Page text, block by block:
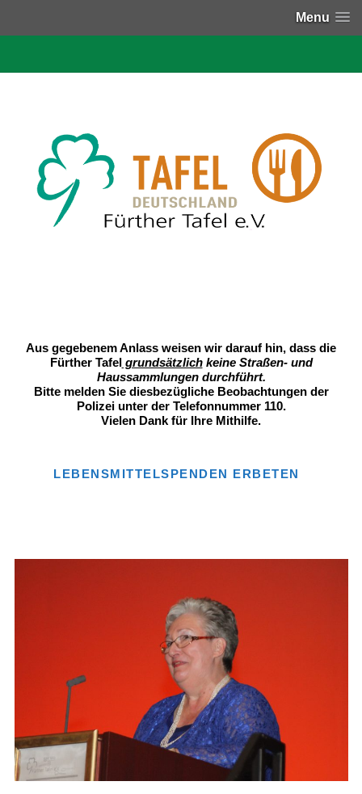
Menu
Aus gegebenem Anlass weisen wir darauf hin, dass die
Fürther Tafelgrundsätzlichkeine Straßen- und
Haussammlungen durchführt.
Bitte melden Sie diesbezügliche Beobachtungen der
Polizei unter der Telefonnummer 110.
Vielen Dank für Ihre Mithilfe.
LEBENSMITTELSPENDEN ERBETEN